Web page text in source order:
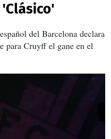
del Barcelona declara
para Cruyff el gane en el